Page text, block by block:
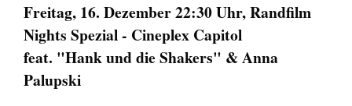
Freitag, 16. Dezember 22:30 Uhr, Randfilm
Nights Spezial - Cineplex Capitol
feat. "Hank und die Shakers" & Anna
Palupski